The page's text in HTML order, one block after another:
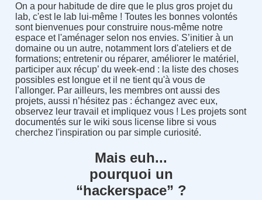
On a pour habitude de dire que le plus gros projet du
lab, c'est le lab lui-même ! Toutes les bonnes volontés
sont bienvenues pour construire nous-même notre
espace et l'aménager selon nos envies. S’initier à un
domaine ou un autre, notamment lors d'ateliers et de
formations; entretenir ou réparer, améliorer le matériel,
participer aux récup’ du week-end : la liste des choses
possibles est longue et il ne tient qu'à vous de
l'allonger. Par ailleurs, les membres ont aussi des
projets, aussi n’hésitez pas : échangez avec eux,
observez leur travail et impliquez vous ! Les projets sont
documentés sur le wiki sous license libre si vous
cherchez l'inspiration ou par simple curiosité.
Mais euh...
pourquoi un
“hackerspace” ?